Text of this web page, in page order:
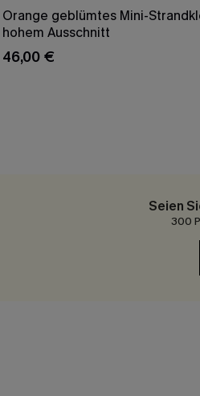
Orange geblümtes Mini-
hohem Ausschnitt
46,00 €
Seien
300